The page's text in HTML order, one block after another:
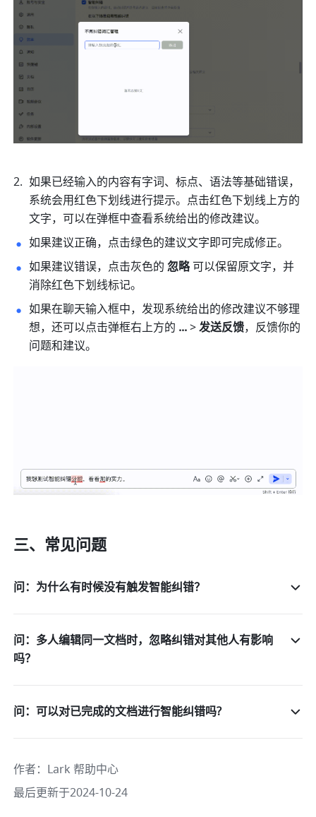
如果已经输入的内容有字词、标点、语法等基础错误，
系统会用红色下划线进行提示。点击红色下划线上方的
文字，可以在弹框中查看系统给出的修改建议。
如果建议正确，点击绿色的建议文字即可完成修正。
如果建议错误，点击灰色的 忽略 可以保留原文字，并
消除红色下划线标记。
如果在聊天输入框中，发现系统给出的修改建议不够理
想，还可以点击弹框右上方的 ... > 发送反馈，反馈你的
问题和建议。
三、常见问题
问：为什么有时候没有触发智能纠错？
问：多人编辑同一文档时，忽略纠错对其他人有影响
吗？
问：可以对已完成的文档进行智能纠错吗?
作者： Lark 帮助中心
最后更新于2024-10-24